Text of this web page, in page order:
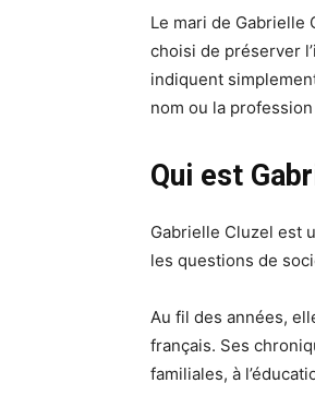
Le mari de Gabrielle
choisi de préserver
indiquent
nom ou la
Qui est
Gabrielle Cluzel est
les questions de
Au fil des années,
français. Ses
familiales, à